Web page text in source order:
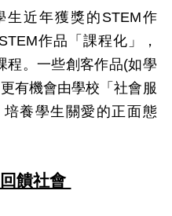
近年獲獎的STEM作
作品「課程化」，
程。一些創客作品(如學
有機會由學校「社會服
養學生關愛的正面態
饋社會